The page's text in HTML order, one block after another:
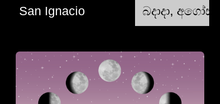
San Ignacio බදාදා,